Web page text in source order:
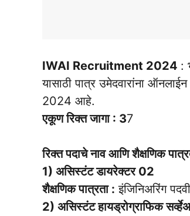
IWAI Recruitment 2024 :
यासाठी पात्र उमेदवारांना
2024 आहे.
एकूण रिक्त जागा : 37
रिक्त पदाचे नाव आणि शैक्षणिक
1) असिस्टंट डायरेक्टर 02
शैक्षणिक पात्रता : इंजिनिअरिंग
2) असिस्टंट हायड्रोग्राफिक